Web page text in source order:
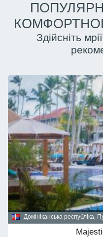
Здійсніть
Домініканська республіка,